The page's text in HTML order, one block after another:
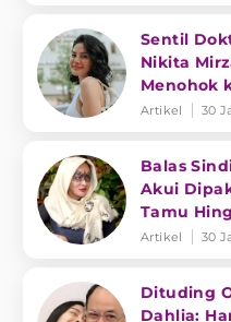
Sentil
Nikita
Menohok
Artikel 30
Balas
Akui
Tamu
Artikel 30
Dituding
Dahlia: